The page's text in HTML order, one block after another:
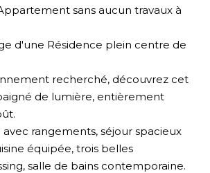
sans aucun travaux à
d'une Résidence plein centre de
recherché, découvrez cet
de lumière, entièrement
rangements, séjour spacieux
équipée, trois belles
salle de bains contemporaine.